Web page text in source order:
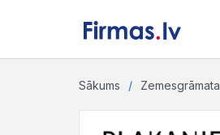
Sākums Zemesgrāmata